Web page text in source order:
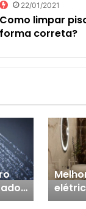
22/01/2021
Como limpar
forma correta?
as 15